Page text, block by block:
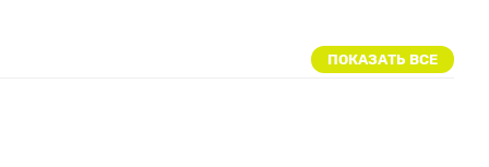
ПОКАЗАТЬ ВСЕ